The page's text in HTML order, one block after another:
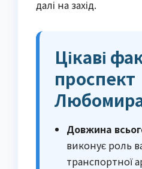
далі на захід.
Цікаві
проспект
Довжина
виконує роль
транспортної